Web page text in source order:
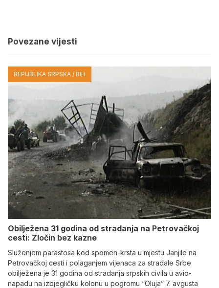
Povezane vijesti
REPUBLIKA SRPSKA / BIH
Obilježena 31 godina od stradanja na Petrovačkoj
cesti: Zločin bez kazne
Služenjem parastosa kod spomen-krsta u mjestu Janjile na
Petrovačkoj cesti i polaganjem vijenaca za stradale Srbe
obilježena je 31 godina od stradanja srpskih civila u avio-
napadu na izbjegličku kolonu u pogromu “Oluja” 7. avgusta